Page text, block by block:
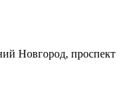
Новгород, проспект